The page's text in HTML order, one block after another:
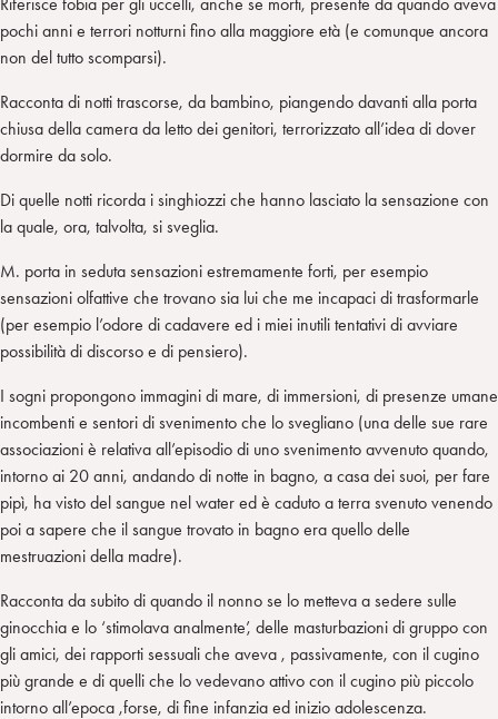
pochi anni e terrori notturni fino alla maggiore età (e comunque ancora
non del tutto scomparsi).
Racconta di notti trascorse, da bambino, piangendo davanti alla porta
chiusa della camera da letto dei genitori, terrorizzato all’idea di dover
dormire da solo.
Di quelle notti ricorda i singhiozzi che hanno lasciato la sensazione con
la quale, ora, talvolta, si sveglia.
M. porta in seduta sensazioni estremamente forti, per esempio
sensazioni olfattive che trovano sia lui che me incapaci di trasformarle
(per esempio l’odore di cadavere ed i miei inutili tentativi di avviare
possibilità di discorso e di pensiero).
I sogni propongono immagini di mare, di immersioni, di presenze umane
incombenti e sentori di svenimento che lo svegliano (una delle sue rare
associazioni è relativa all’episodio di uno svenimento avvenuto quando,
intorno ai 20 anni, andando di notte in bagno, a casa dei suoi, per fare
pipì, ha visto del sangue nel water ed è caduto a terra svenuto venendo
poi a sapere che il sangue trovato in bagno era quello delle
mestruazioni della madre).
Racconta da subito di quando il nonno se lo metteva a sedere sulle
ginocchia e lo ‘stimolava analmente’, delle masturbazioni di gruppo con
gli amici, dei rapporti sessuali che aveva , passivamente, con il cugino
più grande e di quelli che lo vedevano attivo con il cugino più piccolo
intorno all’epoca ,forse, di fine infanzia ed inizio adolescenza.